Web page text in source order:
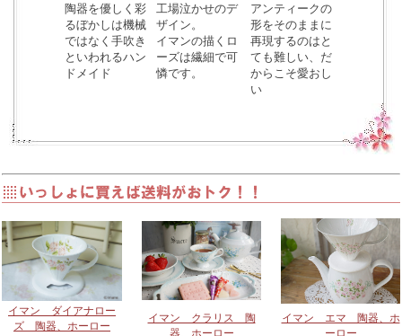
陶器を優しく彩
るぼかしは機械
ではなく手吹き
といわれるハン
ドメイド
工場泣かせのデ
ザイン。
イマンの描くロ
ーズは繊細で可
憐です。
アンティークの
形をそのままに
再現するのはと
ても難しい、だ
からこそ愛おし
い
イマン ダイアナロー
ズ 陶器、ホーロー
イマン クラリス 陶
器、ホーロー
イマン エマ 陶器、ホ
ーロー